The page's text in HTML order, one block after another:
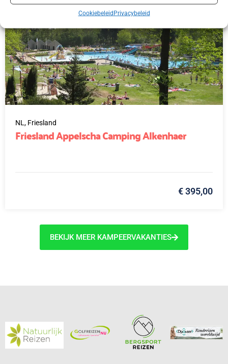
CookiebeleidPrivacybeleid
NL, Friesland
Friesland Appelscha Camping Alkenhaer
€ 395,00
BEKIJK MEER KAMPEERVAKANTIES